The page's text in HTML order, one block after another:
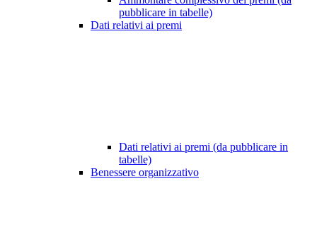
pubblicare in tabelle)
Dati relativi ai premi
Dati relativi ai premi (da pubblicare in
tabelle)
Benessere organizzativo